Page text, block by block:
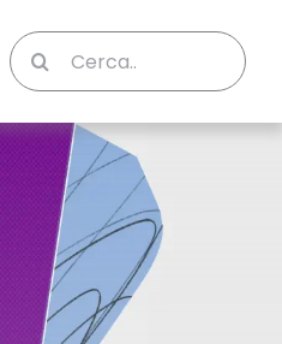
Cerca
per: